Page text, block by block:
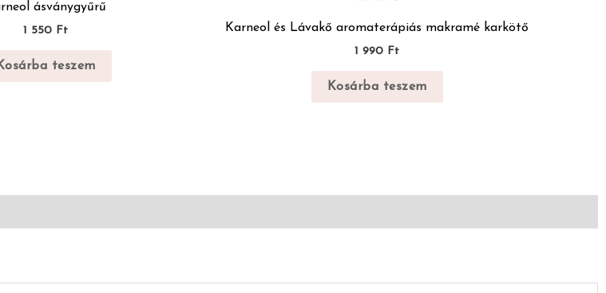
ásványgyűrű
1 550 Ft
teszem
Karneol és Lávakő aromaterápiás makramé karkötő
1 990 Ft
Kosárba teszem